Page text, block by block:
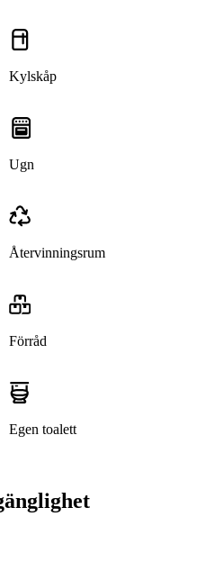
Kylskåp
Ugn
Återvinningsrum
Förråd
Egen toalett